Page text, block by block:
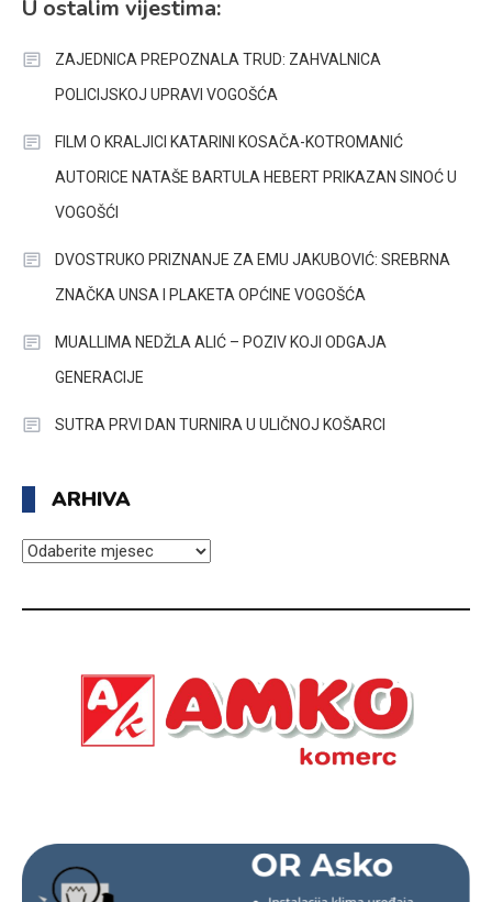
U ostalim vijestima:
ZAJEDNICA PREPOZNALA TRUD: ZAHVALNICA
POLICIJSKOJ UPRAVI VOGOŠĆA
FILM O KRALJICI KATARINI KOSAČA-KOTROMANIĆ
AUTORICE NATAŠE BARTULA HEBERT PRIKAZAN SINOĆ U
VOGOŠĆI
DVOSTRUKO PRIZNANJE ZA EMU JAKUBOVIĆ: SREBRNA
ZNAČKA UNSA I PLAKETA OPĆINE VOGOŠĆA
MUALLIMA NEDŽLA ALIĆ – POZIV KOJI ODGAJA
GENERACIJE
SUTRA PRVI DAN TURNIRA U ULIČNOJ KOŠARCI
ARHIVA
ARHIVA